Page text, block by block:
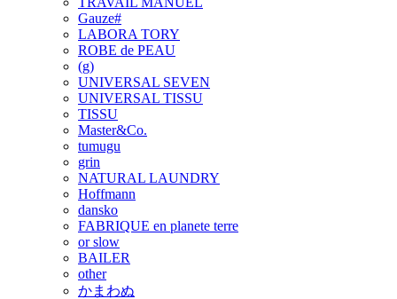
Gauze#
LABORA TORY
ROBE de PEAU
(g)
UNIVERSAL SEVEN
UNIVERSAL TISSU
TISSU
Master&Co.
tumugu
grin
NATURAL LAUNDRY
Hoffmann
dansko
FABRIQUE en planete terre
or slow
BAILER
other
かまわぬ